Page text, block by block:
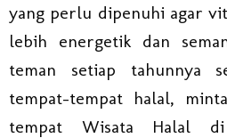
yang perlu dipenuhi agar
lebih energetik dan
teman setiap tahunnya
tempat-tempat halal,
tempat Wisata Halal di